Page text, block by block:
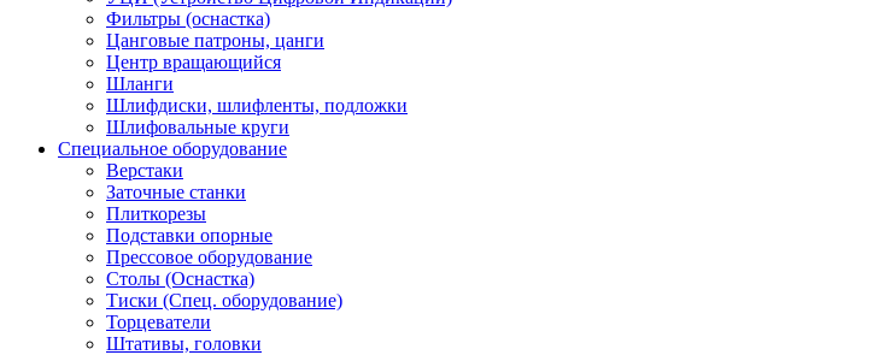
Фильтры (оснастка)
Цанговые патроны, цанги
Центр вращающийся
Шланги
Шлифдиски, шлифленты, подложки
Шлифовальные круги
Специальное оборудование
Верстаки
Заточные станки
Плиткорезы
Подставки опорные
Прессовое оборудование
Столы (Оснастка)
Тиски (Спец. оборудование)
Торцеватели
Штативы, головки